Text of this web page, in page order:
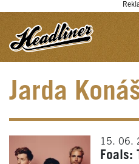
Jarda
15. 06.
Foals: